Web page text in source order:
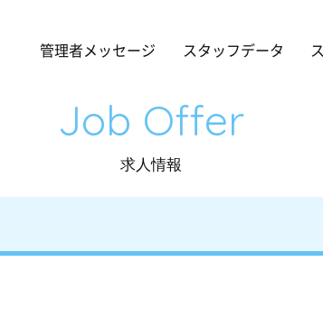
管理者メッセージ スタッフデータ
Job Offer
求人情報